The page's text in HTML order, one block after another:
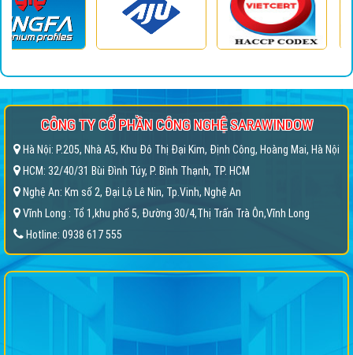
CÔNG TY CỔ PHẦN CÔNG NGHỆ SARAWINDOW
Hà Nội: P.205, Nhà A5, Khu Đô Thị Đại Kim, Định Công, Hoàng Mai, Hà Nội
HCM: 32/40/31 Bùi Đình Túy, P. Bình Thạnh, TP. HCM
Nghệ An: Km số 2, Đại Lộ Lê Nin, Tp.Vinh, Nghệ An
Vĩnh Long : Tổ 1,khu phố 5, Đường 30/4,Thị Trấn Trà Ôn,Vĩnh Long
Hotline: 0938 617 555